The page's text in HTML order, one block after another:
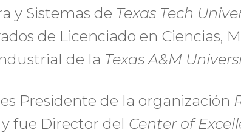
y Sistemas de Texas Tech
de Licenciado en Ciencias,
de la Texas A&M
Presidente de la organización
y fue Director del Center of